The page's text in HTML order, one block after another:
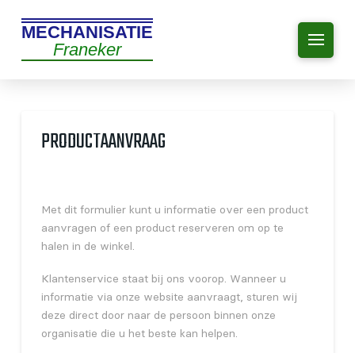
MECHANISATIE
Franeker
PRODUCTAANVRAAG
Met dit formulier kunt u informatie over een product
aanvragen of een product reserveren om op te
halen in de winkel.
Klantenservice staat bij ons voorop. Wanneer u
informatie via onze website aanvraagt, sturen wij
deze direct door naar de persoon binnen onze
organisatie die u het beste kan helpen.